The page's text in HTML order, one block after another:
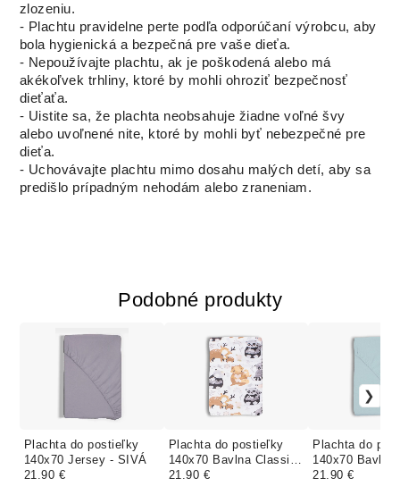
zlozeniu.
- Plachtu pravidelne perte podľa odporúčaní výrobcu, aby
bola hygienická a bezpečná pre vaše dieťa.
- Nepoužívajte plachtu, ak je poškodená alebo má
akékoľvek trhliny, ktoré by mohli ohroziť bezpečnosť
dieťaťa.
- Uistite sa, že plachta neobsahuje žiadne voľné švy
alebo uvoľnené nite, ktoré by mohli byť nebezpečné pre
dieťa.
- Uchovávajte plachtu mimo dosahu malých detí, aby sa
predišlo prípadným nehodám alebo zraneniam.
Podobné produkty
Plachta do postieľky
140x70 Jersey - SIVÁ
21.90 €
Plachta do postieľky
140x70 Bavlna Classic
- LESNÉ ZVIERATKÁ
21.90 €
Plachta do
140x70 Bavlna
- MINT
21.90 €